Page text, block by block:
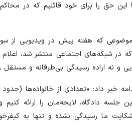
حق را برای خود قائلیم که در
موضوعی که هفته پیش در ویدیویی از
صادقی در ویدیویی که در شبکه‌های اجتماعی منتشر شد،
دادگاه، لایحه‌مان را ارائه ‌کنیم
ما رسیدگی نشده و تنها به